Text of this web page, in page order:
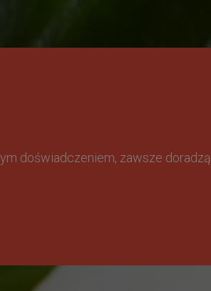
doświadczeniem, zawsze doradzą